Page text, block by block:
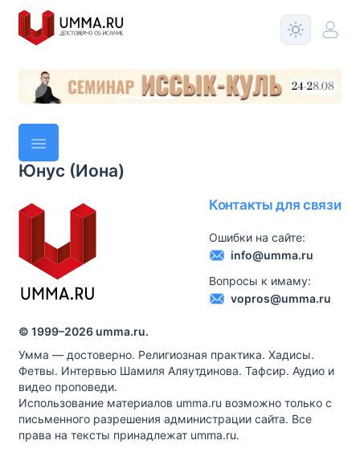
Юнус (Иона)
Контакты для связи
Ошибки на сайте:
info@umma.ru
Вопросы к имаму:
vopros@umma.ru
© 1999–2026 umma.ru.
Умма — достоверно. Религиозная практика. Хадисы.
Фетвы. Интервью Шамиля Аляутдинова. Тафсир. Аудио и
видео проповеди.
Использование материалов umma.ru возможно только с
письменного разрешения администрации сайта. Все
права на тексты принадлежат umma.ru.